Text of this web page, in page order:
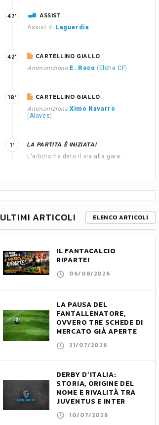
ASSIST
Assist di Laguardia
47'
CARTELLINO GIALLO
Ammonizione E. Roco ( Elche CF)
42'
CARTELLINO GIALLO
Ammonizione Ximo Navarro
(Alaves)
18'
LA PARTITA È INIZIATA!
L'arbitro ha dato il via alla gara.
1'
ULTIMI ARTICOLI ELENCO ARTICOLI
IL FANTACALCIO
RIPARTE!
06/08/2026
LA PAUSA DEL
FANTALLENATORE,
OVVERO TRE SCHEDE DI
MERCATO GIÀ APERTE
21/07/2026
DERBY D’ITALIA:
STORIA, ORIGINE DEL
NOME E RIVALITÀ TRA
JUVENTUS E INTER
10/07/2026